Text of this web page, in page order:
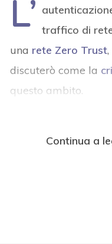
L’ traffico di
una rete Zero Trust
discuterò come la
questo ambito.
Continua a